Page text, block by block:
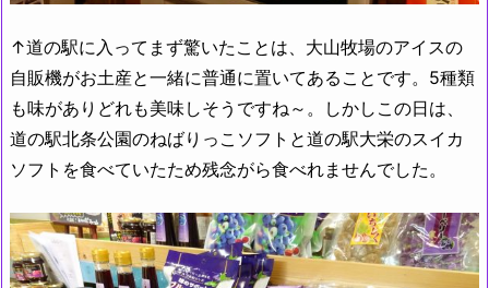
↑道の駅に入ってまず驚いたことは、大山牧場のアイスの
自販機がお土産と一緒に普通に置いてあることです。5種類
も味がありどれも美味しそうですね～。しかしこの日は、
道の駅北条公園のねばりっこソフトと道の駅大栄のスイカ
ソフトを食べていたため残念がら食べれませんでした。